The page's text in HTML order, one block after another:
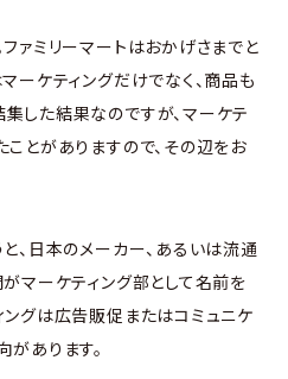
ァミリーマートはおかげさまでと
ーケティングだけでなく、商品も
した結果なのですが、マーケテ
とがありますので、その辺をお
、日本のメーカー、あるいは流通
マーケティング部として名前を
ングは広告販促またはコミュニケ
あります。